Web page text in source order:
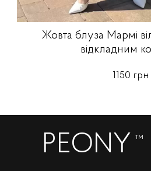
Жовта блуза Мармі
відкладним
1150 грн
PEONY ™